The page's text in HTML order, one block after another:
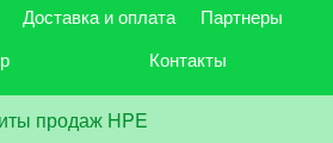
Доставка и оплата
Партнеры
Контакты
продаж HPE